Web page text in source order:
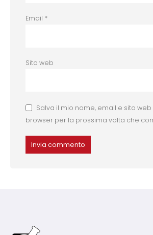
Email *
Sito web
Salva il mio nome, email e sito
browser per la prossima volta che